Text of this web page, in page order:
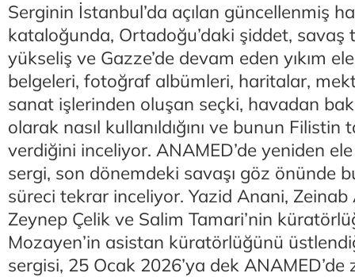
Serginin İstanbul’da açılan güncellenmiş
kataloğunda, Ortadoğu’daki şiddet, savaş
yükseliş ve Gazze’de devam eden yıkım
belgeleri, fotoğraf albümleri, haritalar,
sanat işlerinden oluşan seçki, havadan
olarak nasıl kullanıldığını ve bunun Filistin
verdiğini inceliyor. ANAMED’de yeniden ele
sergi, son dönemdeki savaşı göz önünde
süreci tekrar inceliyor. Yazid Anani,
Zeynep Çelik ve Salim Tamari’nin
Mozayen’in asistan küratörlüğünü
sergisi, 25 Ocak 2026’ya dek